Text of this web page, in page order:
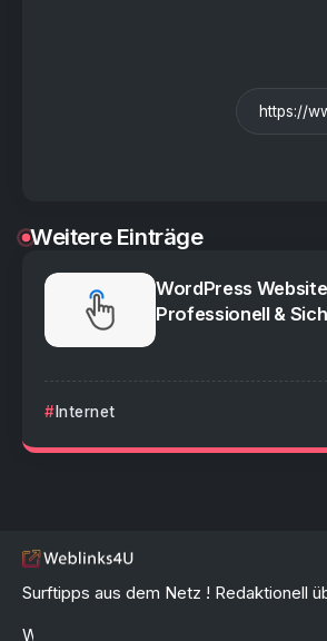
Weitere Einträge
WordPress
Professionell &
Internet
Surftipps aus dem Netz ! Redaktionell
Webkatalog & Linkverzeichnis zur